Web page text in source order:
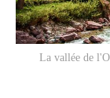
La vallée de